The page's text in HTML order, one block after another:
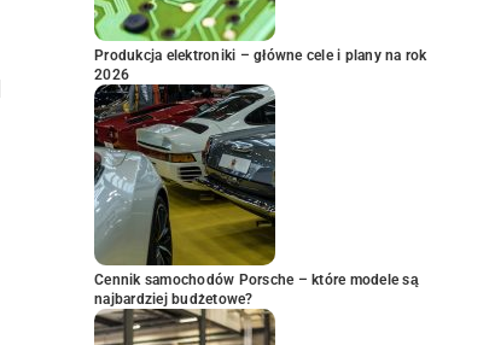
Produkcja elektroniki – główne cele i plany na rok
2026
Cennik samochodów Porsche – które modele są
najbardziej budżetowe?